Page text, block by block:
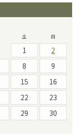
土 日
1
2
8
9
15
16
22
23
29
30